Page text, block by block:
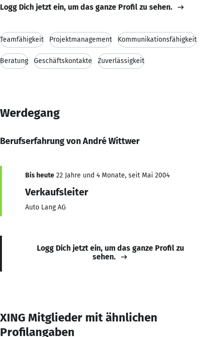
Logg Dich jetzt ein, um das ganze Profil zu sehen.
Teamfähigkeit Projektmanagement Kommunikationsfähigkeit
Beratung Geschäftskontakte Zuverlässigkeit
Werdegang
Berufserfahrung von André Wittwer
Bis heute 22 Jahre und 4 Monate, seit Mai 2004
Verkaufsleiter
Auto Lang AG
Logg Dich jetzt ein, um das ganze Profil zu
sehen.
XING Mitglieder mit ähnlichen
Profilangaben